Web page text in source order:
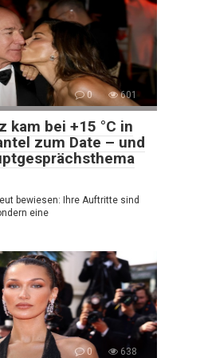
0 601
kam bei +15 °C in
zum Date – und
bewiesen: Ihre Auftritte sind
eine
0 638